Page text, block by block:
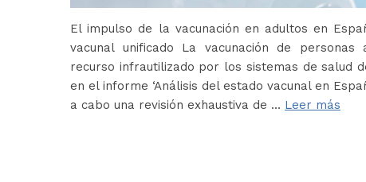
El impulso de la vacunación en adultos en
vacunal unificado La vacunación de
recurso infrautilizado por los sistemas de salud
en el informe ‘Análisis del estado vacunal en
a cabo una revisión exhaustiva de … Leer más